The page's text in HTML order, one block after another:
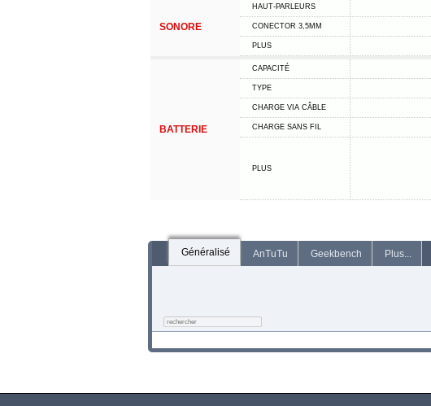
SONORE
HAUT-PARLEURS
CONECTOR 3,5MM
PLUS
BATTERIE
CAPACITÉ
TYPE
CHARGE VIA CÂBLE
CHARGE SANS FIL
PLUS
Généralisé AnTuTu Geekbench Plus...